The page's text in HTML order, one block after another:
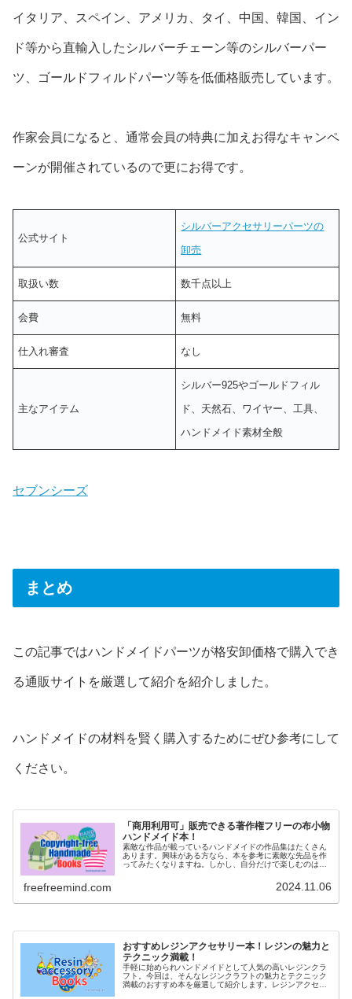
イタリア、スペイン、アメリカ、タイ、中国、韓国、イン
ド等から直輸入したシルバーチェーン等のシルバーパー
ツ、ゴールドフィルドパーツ等を低価格販売しています。
作家会員になると、通常会員の特典に加えお得なキャンペ
ーンが開催されているので更にお得です。
公式サイト
シルバーアクセサリーパーツの
卸売
取扱い数 数千点以上
会費 無料
仕入れ審査 なし
主なアイテム
シルバー925やゴールドフィル
ド、天然石、ワイヤー、工具、
ハンドメイド素材全般
セブンシーズ
まとめ
この記事ではハンドメイドパーツが格安卸価格で購入でき
る通販サイトを厳選して紹介を紹介しました。
ハンドメイドの材料を賢く購入するためにぜひ参考にして
ください。
「商用利用可」販売できる著作権フリーの布小物
ハンドメイド本！
素敵な作品が載っているハンドメイドの作品集はたくさん
あります。興味がある方なら、本を参考に素敵な先品を作
ってみたくなりますね。しかし、自分だけで楽しむのは良
freefreemind.com 2024.11.06
おすすめレジンアクセサリー本！レジンの魅力と
テクニック満載！
手軽に始められハンドメイドとして人気の高いレジンクラ
フト。今回は、そんなレジンクラフトの魅力とテクニック
満載のおすすめ本を厳選して紹介します。レジンアクセサ